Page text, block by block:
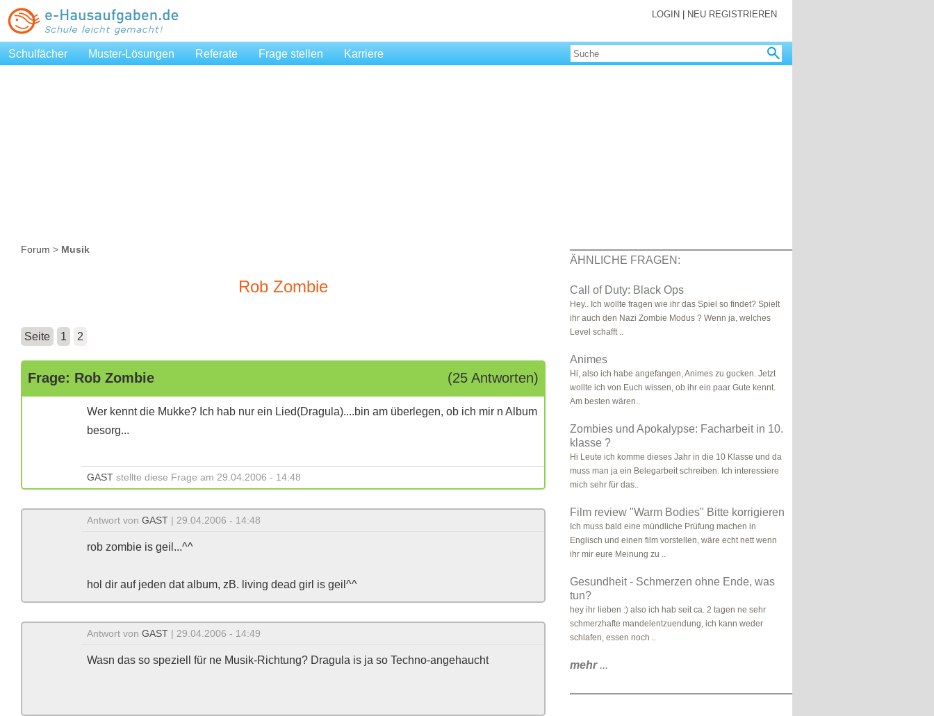
LOGIN NEU REGISTRIEREN
Schulfächer Muster-Lösungen Referate Frage stellen Karriere
Forum > Musik
Rob Zombie
Seite 1 2
Frage: Rob Zombie (25 Antworten)
Wer kennt die Mukke? Ich hab nur ein Lied(Dragula)....bin am überlegen, ob ich mir n Album
besorg...
GAST stellte diese Frage am 29.04.2006 - 14:48
Antwort von GAST | 29.04.2006 - 14:48
rob zombie is geil...^^
hol dir auf jeden dat album, zB. living dead girl is geil^^
Antwort von GAST | 29.04.2006 - 14:49
Wasn das so speziell für ne Musik-Richtung? Dragula is ja so Techno-angehaucht
ÄHNLICHE FRAGEN:
Call of Duty: Black Ops
Hey.. Ich wollte fragen wie ihr das Spiel so findet? Spielt
ihr auch den Nazi Zombie Modus ? Wenn ja, welches
Level schafft ..
Animes
Hi, also ich habe angefangen, Animes zu gucken. Jetzt
wollte ich von Euch wissen, ob ihr ein paar Gute kennt.
Am besten wären..
Zombies und Apokalypse: Facharbeit in 10.
klasse ?
Hi Leute ich komme dieses Jahr in die 10 Klasse und da
muss man ja ein Belegarbeit schreiben. Ich interessiere
mich sehr für das..
Film review "Warm Bodies" Bitte korrigieren
Ich muss bald eine mündliche Prüfung machen in
Englisch und einen film vorstellen, wäre echt nett wenn
ihr mir eure Meinung zu ..
Gesundheit - Schmerzen ohne Ende, was
tun?
hey ihr lieben :) also ich hab seit ca. 2 tagen ne sehr
schmerzhafte mandelentzuendung, ich kann weder
schlafen, essen noch ..
mehr...